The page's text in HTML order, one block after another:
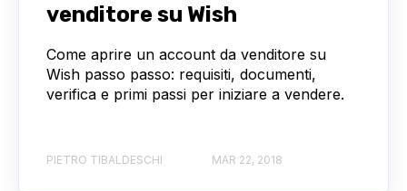
venditore su Wish
Come aprire un account da venditore su
Wish passo passo: requisiti, documenti,
verifica e primi passi per iniziare a vendere.
PIETRO TIBALDESCHI MAR 22, 2018